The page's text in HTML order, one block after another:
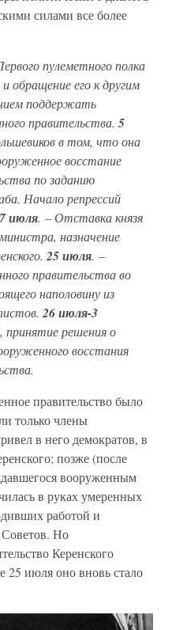
силами все более
пулеметного полка
обращение его к другим
поддержать
правительства. 5
в том, что она
восстание
по заданию
Начало репрессий
7 июля. – Отставка князя
назначение
25 июля. –
правительства во
наполовину из
26 июля-3
решения о
восстания
правительство было
только члены
в него демократов, в
позже (после
вооруженным
в руках умеренных
работой и
Советов. Но
Керенского
25 июля оно вновь стало